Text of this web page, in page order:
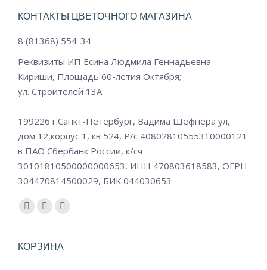
КОНТАКТЫ ЦВЕТОЧНОГО МАГАЗИНА
8 (81368) 554-34
Реквизиты ИП Есина Людмила Геннадьевна
Кириши, Площадь 60-летия Октября;
ул. Строителей 13А
199226 г.Санкт-Петербург, Вадима Шефнера ул,
дом 12,корпус 1, кв 524, Р/c 40802810555310000121
в ПАО Сбербанк России, к/сч
30101810500000000653, ИНН 470803618583, ОГРН
304470814500029, БИК 044030653
Ищите нас:
Страница
открывается
Страница
открывается
Страница
открывается
КОРЗИНА